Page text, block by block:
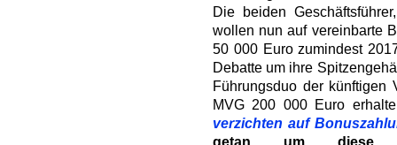
Die beiden
wollen nun auf vereinbarte
50 000 Euro zumindest
Debatte um ihre
Führungsduo der künftigen
MVG 200 000 Euro
verzichten auf
getan um diese